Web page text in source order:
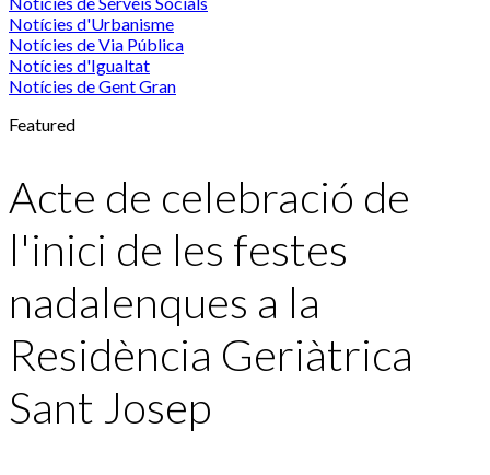
Notícies d'Urbanisme
Notícies de Via Pública
Notícies d'Igualtat
Notícies de Gent Gran
Featured
Acte de celebració de
l'inici de les festes
nadalenques a la
Residència Geriàtrica
Sant Josep